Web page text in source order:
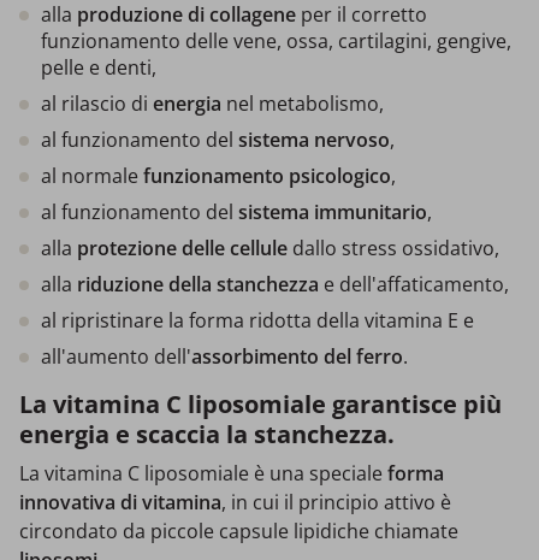
alla produzione di collagene per il corretto
funzionamento delle vene, ossa, cartilagini, gengive,
pelle e denti,
al rilascio di energia nel metabolismo,
al funzionamento del sistema nervoso,
al normale funzionamento psicologico,
al funzionamento del sistema immunitario,
alla protezione delle cellule dallo stress ossidativo,
alla riduzione della stanchezza e dell'affaticamento,
al ripristinare la forma ridotta della vitamina E e
all'aumento dell'assorbimento del ferro.
La vitamina C liposomiale garantisce più
energia e scaccia la stanchezza.
La vitamina C liposomiale è una speciale forma
innovativa di vitamina, in cui il principio attivo è
circondato da piccole capsule lipidiche chiamate